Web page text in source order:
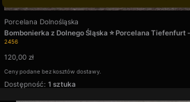
Kod produktu
2456
Bombonierka z Dolnego Śląska ⭐ Porcelana Tiefenfurt
Producent
Porcelana Dolnośląska
Cena
120,00 zł
Ceny podane bez kosztów dostawy.
Dostępność: 1 sztuka